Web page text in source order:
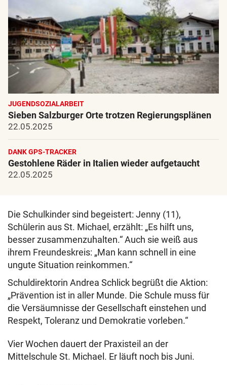
JUGENDSOZIALARBEIT
Sieben Salzburger Orte trotzen Regierungsplänen
22.05.2025
DANK GPS-TRACKER
Gestohlene Räder in Italien wieder aufgetaucht
22.05.2025
Die Schulkinder sind begeistert: Jenny (11),
Schülerin aus St. Michael, erzählt: „Es hilft uns,
besser zusammenzuhalten.“ Auch sie weiß aus
ihrem Freundeskreis: „Man kann schnell in eine
ungute Situation reinkommen.“
Schuldirektorin Andrea Schlick begrüßt die Aktion:
„Prävention ist in aller Munde. Die Schule muss für
die Versäumnisse der Gesellschaft einstehen und
Respekt, Toleranz und Demokratie vorleben.“
Vier Wochen dauert der Praxisteil an der
Mittelschule St. Michael. Er läuft noch bis Juni.